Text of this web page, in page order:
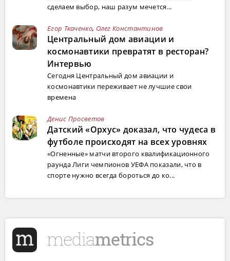
сделаем выбор, наш разум мечется...
Егор Ткаченко, Олег Константинов
Центральный дом авиации и
космонавтики превратят в ресторан?
Интервью
Сегодня Центральный дом авиации и
космонавтики переживает не лучшие свои
времена
Денис Просветов
Датский «Орхус» доказал, что чудеса в
футболе происходят на всех уровнях
«Огненные» матчи второго квалификационного
раунда Лиги чемпионов УЕФА показали, что в
спорте нужно всегда бороться до ко...